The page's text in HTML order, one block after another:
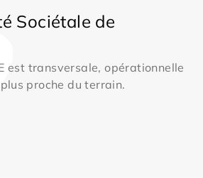
Sociétale de
est transversale, opérationnelle
proche du terrain.